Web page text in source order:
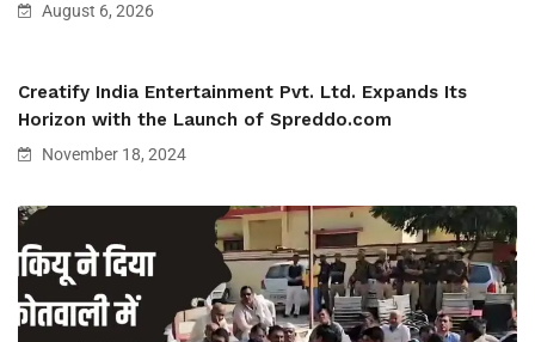
August 6, 2026
Creatify India Entertainment Pvt. Ltd. Expands Its
Horizon with the Launch of Spreddo.com
November 18, 2024